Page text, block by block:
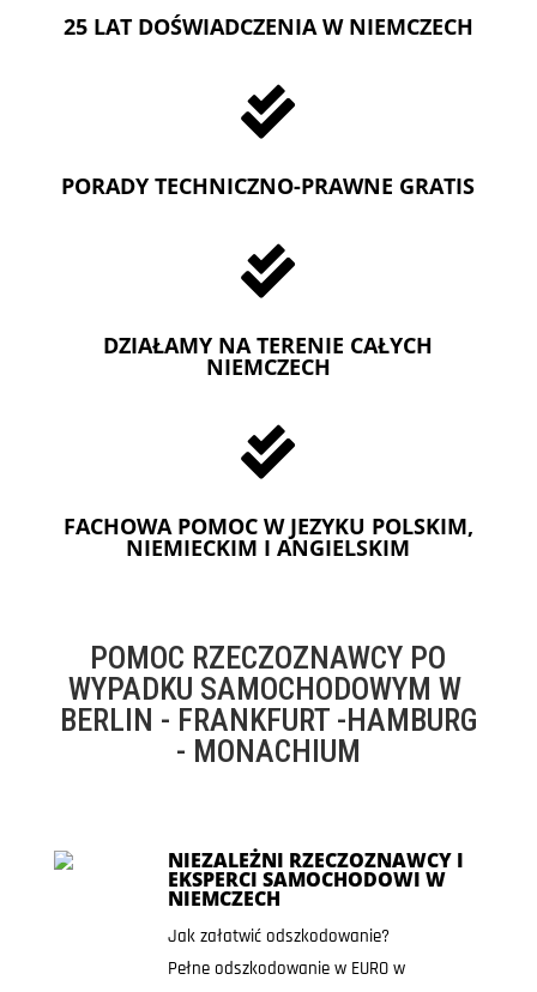
25 LAT DOŚWIADCZENIA W NIEMCZECH

PORADY TECHNICZNO-PRAWNE GRATIS

DZIAŁAMY NA TERENIE CAŁYCH
NIEMCZECH

FACHOWA POMOC W JEZYKU POLSKIM,
NIEMIECKIM I ANGIELSKIM
POMOC RZECZOZNAWCY PO
WYPADKU SAMOCHODOWYM W
BERLIN - FRANKFURT -HAMBURG
- MONACHIUM
NIEZALEŻNI RZECZOZNAWCY I
EKSPERCI SAMOCHODOWI W
NIEMCZECH
Jak załatwić odszkodowanie?
Pełne odszkodowanie w EURO w